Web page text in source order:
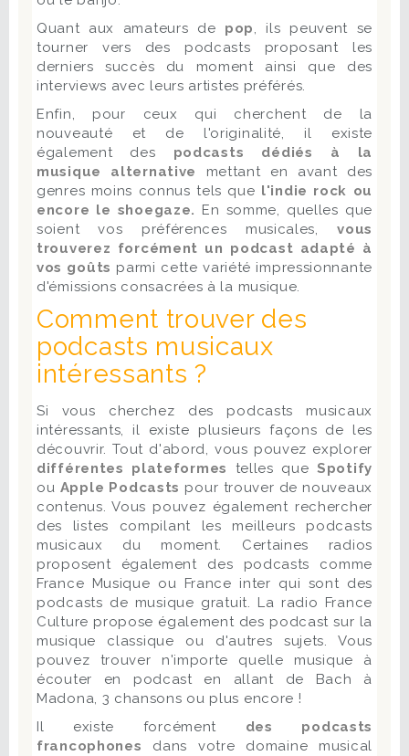
Quant aux amateurs de pop, ils peuvent se
tourner vers des podcasts proposant les
derniers succès du moment ainsi que des
interviews avec leurs artistes préférés.
Enfin, pour ceux qui cherchent de la
nouveauté et de l'originalité, il existe
également des podcasts dédiés à la
musique alternative
mettant en avant des
genres moins connus tels que l'indie rock ou
encore le shoegaze. En somme, quelles que
soient vos préférences musicales,vous
trouverez forcément un podcast adapté à
vos goûts parmi cette variété impressionnante
d'émissions consacrées à la musique.
Comment trouver des
podcasts musicaux
intéressants ?
Si vous cherchez des podcasts musicaux
intéressants, il existe plusieurs façons de les
découvrir. Tout d'abord, vous pouvez explorer
différentes plateformes
telles queSpotify
ou Apple Podcasts pour trouver de nouveaux
contenus. Vous pouvez également rechercher
des listes compilant les meilleurs podcasts
musicaux du moment. Certaines radios
proposent également des podcasts comme
France Musique ou France inter qui sont des
podcasts de musique gratuit. La radio France
Culture propose également des podcast sur la
musique classique ou d'autres sujets. Vous
pouvez trouver n'importe quelle musique à
écouter en podcast en allant de Bach à
Madona, 3 chansons ou plus encore !
Il existe forcément des podcasts
francophones dans votre domaine musical